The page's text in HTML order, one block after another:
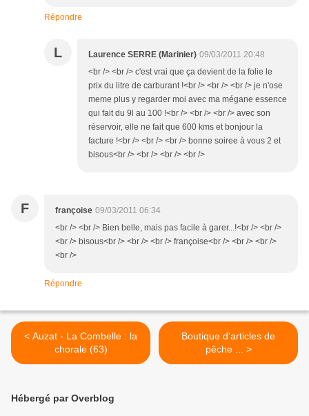
Répondre
L Laurence SERRE (Marinier) 09/03/2011 20:48
<br /> <br /> c'est vrai que ça devient de la folie le
prix du litre de carburant !<br /> <br /> <br /> je n'ose
meme plus y regarder moi avec ma mégane essence
qui fait du 9l au 100 !<br /> <br /> <br /> avec son
réservoir, elle ne fait que 600 kms et bonjour la
facture !<br /> <br /> <br /> bonne soiree à vous 2 et
bisous<br /> <br /> <br /> <br />
F françoise 09/03/2011 06:34
<br /> <br /> Bien belle, mais pas facile à garer...!<br /> <br />
<br /> bisous<br /> <br /> <br /> françoise<br /> <br /> <br />
<br />
Répondre
< Auzat - La Combelle : la
chorale (63)
Boutique d'articles de
pêche ... >
Hébergé par Overblog